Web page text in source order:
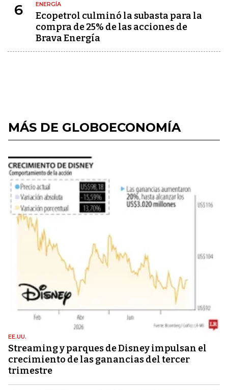
6 ENERGÍA
Ecopetrol culminó la subasta para la
compra de 25% de las acciones de
Brava Energía
MÁS DE GLOBOECONOMÍA
EE.UU.
Streaming y parques de Disney impulsan el
crecimiento de las ganancias del tercer
trimestre